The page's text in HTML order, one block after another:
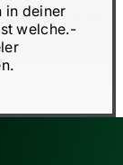
in deiner
welche.-